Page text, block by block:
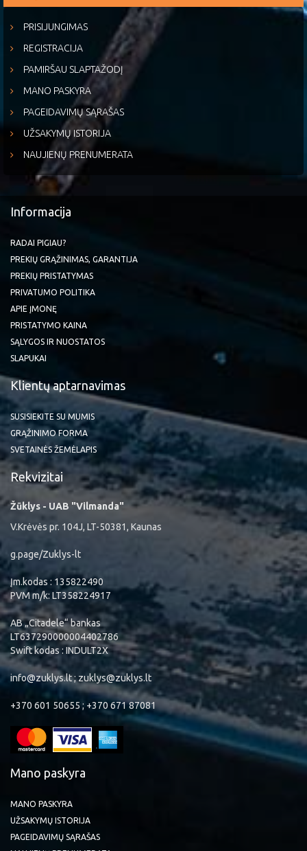
PRISIJUNGIMAS
REGISTRACIJA
PAMIRŠAU SLAPTAŽODĮ
MANO PASKYRA
PAGEIDAVIMŲ SĄRAŠAS
UŽSAKYMŲ ISTORIJA
NAUJIENŲ PRENUMERATA
Informacija
RADAI PIGIAU?
PREKIŲ GRĄŽINIMAS, GARANTIJA
PREKIŲ PRISTATYMAS
PRIVATUMO POLITIKA
APIE ĮMONĘ
PRISTATYMO KAINA
SĄLYGOS IR NUOSTATOS
SLAPUKAI
Klientų aptarnavimas
SUSISIEKITE SU MUMIS
GRĄŽINIMO FORMA
SVETAINĖS ŽEMĖLAPIS
Rekvizitai
Žūklys - UAB "Vilmanda"
V.Krėvės pr. 104J, LT-50381, Kaunas
g.page/Zuklys-lt
Įm.kodas : 135822490
PVM m/k: LT358224917
AB „Citadele“ bankas
LT637290000004402786
Swift kodas : INDULT2X
info@zuklys.lt ; zuklys@zuklys.lt
+370 601 50655 ; +370 671 87081
Mano paskyra
MANO PASKYRA
UŽSAKYMŲ ISTORIJA
PAGEIDAVIMŲ SĄRAŠAS